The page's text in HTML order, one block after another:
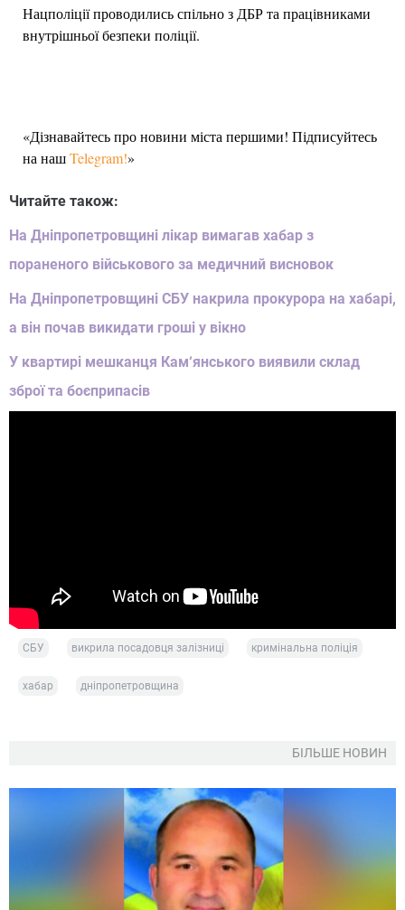
Нацполіції проводились спільно з ДБР та працівниками
внутрішньої безпеки поліції.
«Дізнавайтесь про новини міста першими! Підписуйтесь
на нашTelegram!»
Читайте також:
На Дніпропетровщині лікар вимагав хабар з
пораненого військового за медичний висновок
На Дніпропетровщині СБУ накрила прокурора на хабарі,
а він почав викидати гроші у вікно
У квартирі мешканця Кам‘янського виявили склад
зброї та боєприпасів
СБУ викрила посадовця залізниці кримінальна поліція
хабар дніпропетровщина
БІЛЬШЕ НОВИН